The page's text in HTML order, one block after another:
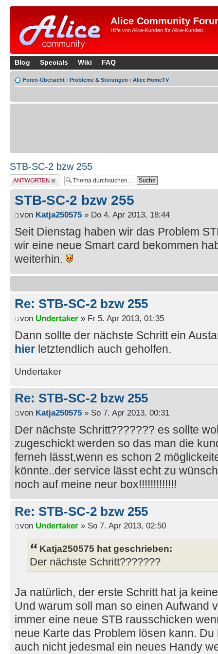
Alice Community
Hilfe von Alice-Kunden für Alice-Kunden.
Blog Specials Wiki FAQ
Foren-Übersicht ‹ Probleme & Störungen ‹ Alice HomeTV
STB-SC-2 bzw 255
Antwort erstellen
STB-SC-2 bzw 255
von Katja250575 » Do 4. Apr 2013, 18:44
Seit Dienstag haben wir das Problem
wir eine neue Smart card bekommen
weiterhin.
Re: STB-SC-2 bzw 255
von Undertaker » Fr 5. Apr 2013, 01:35
Dann sollte der nächste Schritt ein
hier letztendlich auch geholfen.
Undertaker
Re: STB-SC-2 bzw 255
von Katja250575 » So 7. Apr 2013, 00:31
Der nächste Schritt??????? es sollte
zugeschickt werden so das man die
ferneh lässt,wenn es schon 2
könnte..der service lässt echt zu
noch auf meine neur box!!!!!!!!!!!!!
Re: STB-SC-2 bzw 255
von Undertaker » So 7. Apr 2013, 02:50
Katja250575 hat geschrieben:
Der nächste Schritt???????
Ja natürlich, der erste Schritt hat ja
Und warum soll man so einen Aufwand
immer eine neue STB rausschicken
neue Karte das Problem lösen kann.
auch nicht jedesmal ein neues Handy